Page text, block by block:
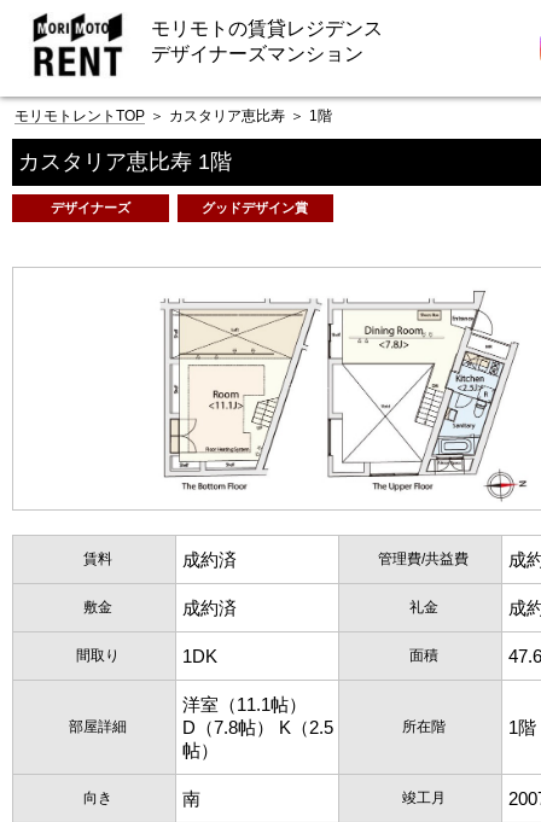
モリモトの賃貸レジデンス
デザイナーズマンション
モリモトレントTOP ＞ カスタリア恵比寿 ＞ 1階
カスタリア恵比寿 1階
デザイナーズ グッドデザイン賞
賃料 成約済 管理費/共益費 成
敷金 成約済 礼金 成
間取り 1DK 面積
部屋詳細
洋室（11.1帖）
D（7.8帖） K（2.5
帖）
所在階 1階
向き 南 竣工月